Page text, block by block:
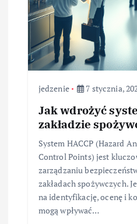
jedzenie 7 stycznia,
Jak wdrożyć
zakładzie
System HACCP (Hazard
Control Points) jest
zarządzaniu
zakładach spożywczych.
na identyfikację, ocenę i
mogą wpływać…